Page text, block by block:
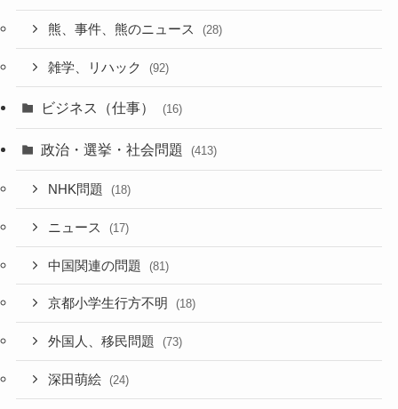
熊、事件、熊のニュース (28)
雑学、リハック (92)
ビジネス（仕事） (16)
政治・選挙・社会問題 (413)
NHK問題 (18)
ニュース (17)
中国関連の問題 (81)
京都小学生行方不明 (18)
外国人、移民問題 (73)
深田萌絵 (24)